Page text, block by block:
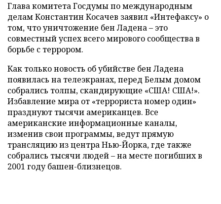
Глава комитета Госдумы по международным
делам Константин Косачев заявил «Интефаксу» о
том, что уничтожение бен Ладена– это
совместный успех всего мирового сообщества в
борьбе с террором.
Как только новость об убийстве бен Ладена
появилась на телеэкранах, перед Белым домом
собрались толпы, скандирующие «США! США!».
Избавление мира от «террориста номер один»
празднуют тысячи американцев. Все
американские информационные каналы,
изменив свои программы, ведут прямую
трансляцию из центра Нью-Йорка, где также
собрались тысячи людей–на месте погибших в
2001 году башен-близнецов.